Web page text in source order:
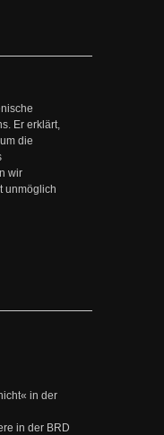
Er erklärt,
die
wir
unmöglich
in der
in der BRD